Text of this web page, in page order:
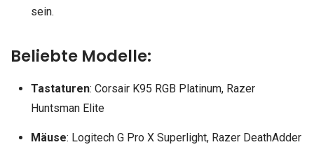
sein.
Beliebte Modelle:
Tastaturen: Corsair K95 RGB Platinum, Razer
Huntsman Elite
Mäuse: Logitech G Pro X Superlight, Razer DeathAdder